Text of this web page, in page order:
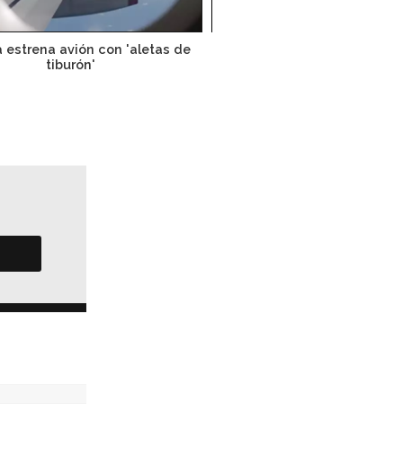
estrena avión con 'aletas de
tiburón'